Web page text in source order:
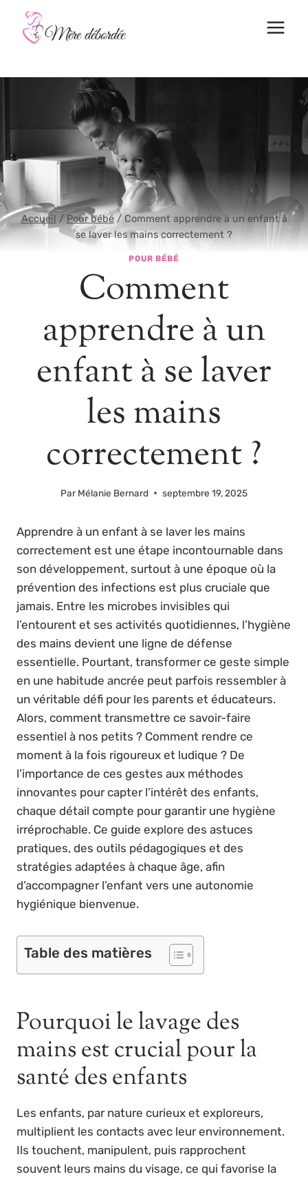
contenu
Accueil / Pour bébé / Comment apprendre à un enfant à
se laver les mains correctement ?
POUR BÉBÉ
Comment
apprendre à un
enfant à se laver
les mains
correctement ?
Par Mélanie Bernard septembre 19, 2025
Apprendre à un enfant à se laver les mains
correctement est une étape incontournable dans
son développement, surtout à une époque où la
prévention des infections est plus cruciale que
jamais. Entre les microbes invisibles qui
l’entourent et ses activités quotidiennes, l’hygiène
des mains devient une ligne de défense
essentielle. Pourtant, transformer ce geste simple
en une habitude ancrée peut parfois ressembler à
un véritable défi pour les parents et éducateurs.
Alors, comment transmettre ce savoir-faire
essentiel à nos petits ? Comment rendre ce
moment à la fois rigoureux et ludique ? De
l’importance de ces gestes aux méthodes
innovantes pour capter l’intérêt des enfants,
chaque détail compte pour garantir une hygiène
irréprochable. Ce guide explore des astuces
pratiques, des outils pédagogiques et des
stratégies adaptées à chaque âge, afin
d’accompagner l’enfant vers une autonomie
hygiénique bienvenue.
Table des matières
Pourquoi le lavage des
mains est crucial pour la
santé des enfants
Les enfants, par nature curieux et exploreurs,
multiplient les contacts avec leur environnement.
Ils touchent, manipulent, puis rapprochent
souvent leurs mains du visage, ce qui favorise la